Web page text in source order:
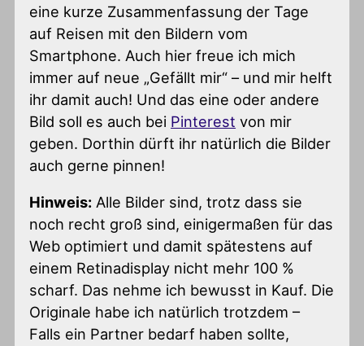
eine kurze Zusammenfassung der Tage
auf Reisen mit den Bildern vom
Smartphone. Auch hier freue ich mich
immer auf neue „Gefällt mir“ – und mir helft
ihr damit auch! Und das eine oder andere
Bild soll es auch bei Pinterest von mir
geben. Dorthin dürft ihr natürlich die Bilder
auch gerne pinnen!
Hinweis: Alle Bilder sind, trotz dass sie
noch recht groß sind, einigermaßen für das
Web optimiert und damit spätestens auf
einem Retinadisplay nicht mehr 100 %
scharf. Das nehme ich bewusst in Kauf. Die
Originale habe ich natürlich trotzdem –
Falls ein Partner bedarf haben sollte,